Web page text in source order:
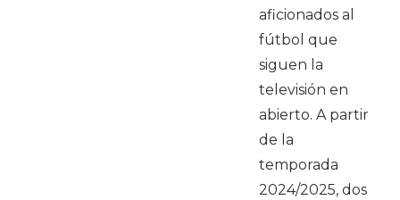
aficionados al
fútbol que
siguen la
televisión en
abierto. A partir
de la
temporada
2024/2025, dos